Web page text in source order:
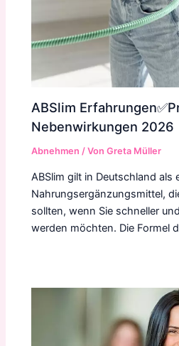
ABSlim
Nebenwirkungen 2026
Abnehmen / VonGreta Müller
ABSlim gilt in Deutschland als
Nahrungsergänzungsmittel,
sollten, wenn Sie schneller
werden möchten. Die Formel